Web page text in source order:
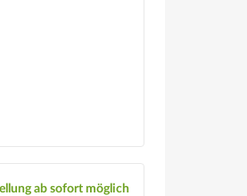
ab sofort möglich